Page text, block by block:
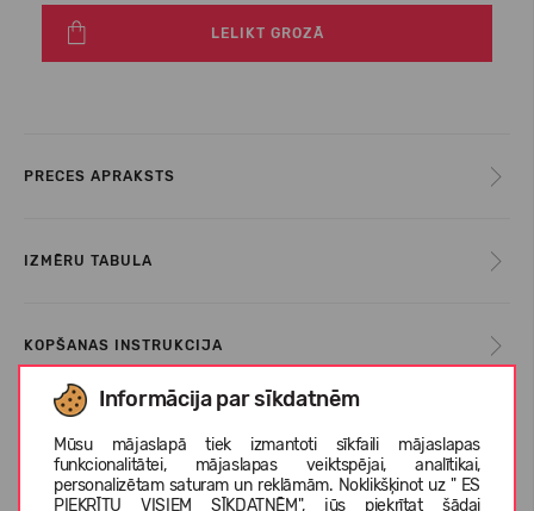
Informācija par sīkdatnēm
Mūsu mājaslapā tiek izmantoti sīkfaili mājaslapas
funkcionalitātei, mājaslapas veiktspējai, analītikai,
personalizētam saturam un reklāmām. Noklikšķinot uz " ES
PIEKRĪTU VISIEM SĪKDATNĒM", jūs piekrītat šādai
LELIKT GROZĀ
PRECES APRAKSTS
IZMĒRU TABULA
KOPŠANAS INSTRUKCIJA